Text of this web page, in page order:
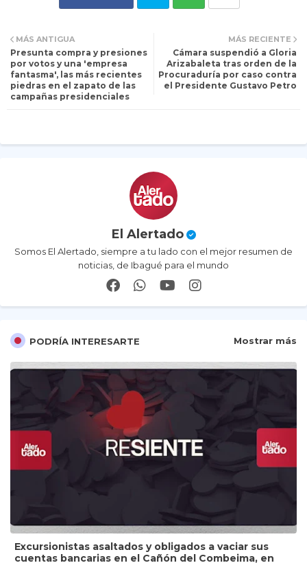
itt ats
ap
MÁS RECIENTE
Cámara suspendió a Gloria
Arizabaleta tras orden de la
Procuraduría por caso contra
el Presidente Gustavo Petro
MÁS ANTIGUA
Presunta compra y presiones
por votos y una 'empresa
fantasma', las más recientes
piedras en el zapato de las
campañas presidenciales
El Alertado
Somos El Alertado, siempre a tu lado con el mejor resumen de
noticias, de Ibagué para el mundo
PODRÍA INTERESARTE Mostrar más
Excursionistas asaltados y obligados a vaciar sus
cuentas bancarias en el Cañón del Combeima, en